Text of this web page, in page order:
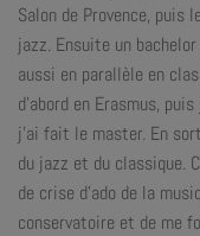
Salon de Provence, puis
jazz. Ensuite un
aussi en parallèle en
d’abord en Erasmus,
j’ai fait le master. En
du jazz et du classique.
de crise d’ado de la
conservatoire et de me